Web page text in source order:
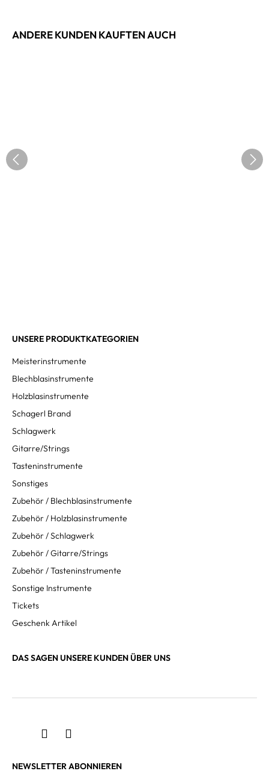
ANDERE KUNDEN KAUFTEN AUCH
UNSERE PRODUKTKATEGORIEN
Meisterinstrumente
Blechblasinstrumente
Holzblasinstrumente
Schagerl Brand
Schlagwerk
Gitarre/Strings
Tasteninstrumente
Sonstiges
Zubehör / Blechblasinstrumente
Zubehör / Holzblasinstrumente
Zubehör / Schlagwerk
Zubehör / Gitarre/Strings
Zubehör / Tasteninstrumente
Sonstige Instrumente
Tickets
Geschenk Artikel
DAS SAGEN UNSERE KUNDEN ÜBER UNS
NEWSLETTER ABONNIEREN